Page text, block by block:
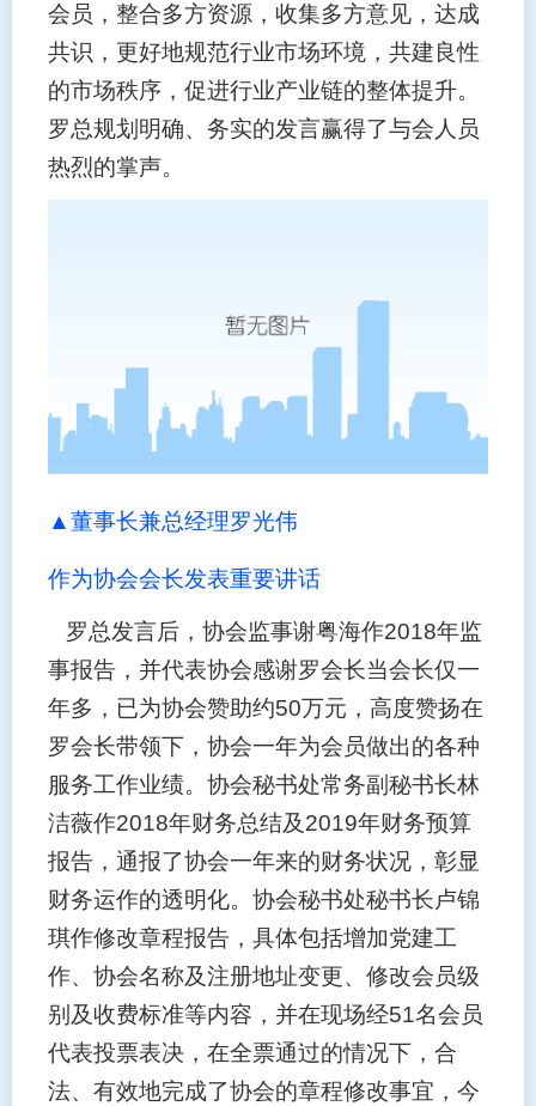
会员，整合多方资源，收集多方意见，达成
共识，更好地规范行业市场环境，共建良性
的市场秩序，促进行业产业链的整体提升。
罗总规划明确、务实的发言赢得了与会人员
热烈的掌声。
▲董事长兼总经理罗光伟
作为协会会长发表重要讲话
罗总发言后，协会监事谢粤海作2018年监
事报告，并代表协会感谢罗会长当会长仅一
年多，已为协会赞助约50万元，高度赞扬在
罗会长带领下，协会一年为会员做出的各种
服务工作业绩。协会秘书处常务副秘书长林
洁薇作2018年财务总结及2019年财务预算
报告，通报了协会一年来的财务状况，彰显
财务运作的透明化。协会秘书处秘书长卢锦
琪作修改章程报告，具体包括增加党建工
作、协会名称及注册地址变更、修改会员级
别及收费标准等内容，并在现场经51名会员
代表投票表决，在全票通过的情况下，合
法、有效地完成了协会的章程修改事宜，今